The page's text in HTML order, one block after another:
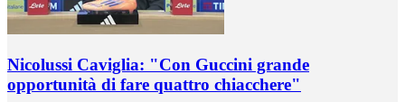
Nicolussi Caviglia: "Con Guccini grande
opportunità di fare quattro chiacchere"